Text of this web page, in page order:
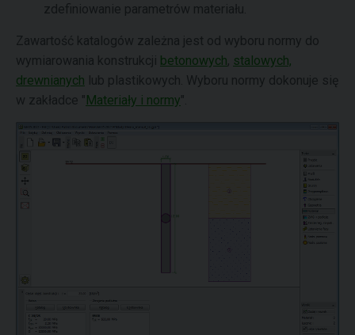
zdefiniowanie parametrów materiału.
Zawartość katalogów zależna jest od wyboru normy do
wymiarowania konstrukcji betonowych, stalowych,
drewnianych lub plastikowych. Wyboru normy dokonuje się
w zakładce "Materiały i normy".